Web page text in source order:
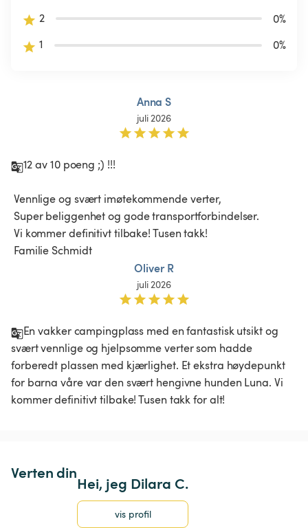
2
0%
1
0%
Anna S
juli 2026
12 av 10 poeng ;) !!!
Familie Schmidt
Oliver R
juli 2026
En vakker campingplass med en fantastisk utsikt og
svært vennlige og hjelpsomme verter som hadde
forberedt plassen med kjærlighet. Et ekstra høydepunkt
for barna våre var den svært hengivne hunden Luna. Vi
kommer definitivt tilbake! Tusen takk for alt!
Verten din
Hei, jeg Dilara C.
vis profil